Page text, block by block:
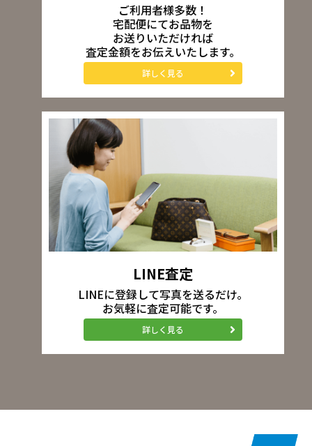
ご利用者様多数！
宅配便にてお品物を
お送りいただければ
査定金額をお伝えいたします。
詳しく見る
LINE査定
LINEに登録して写真を送るだけ。
お気軽に査定可能です。
詳しく見る